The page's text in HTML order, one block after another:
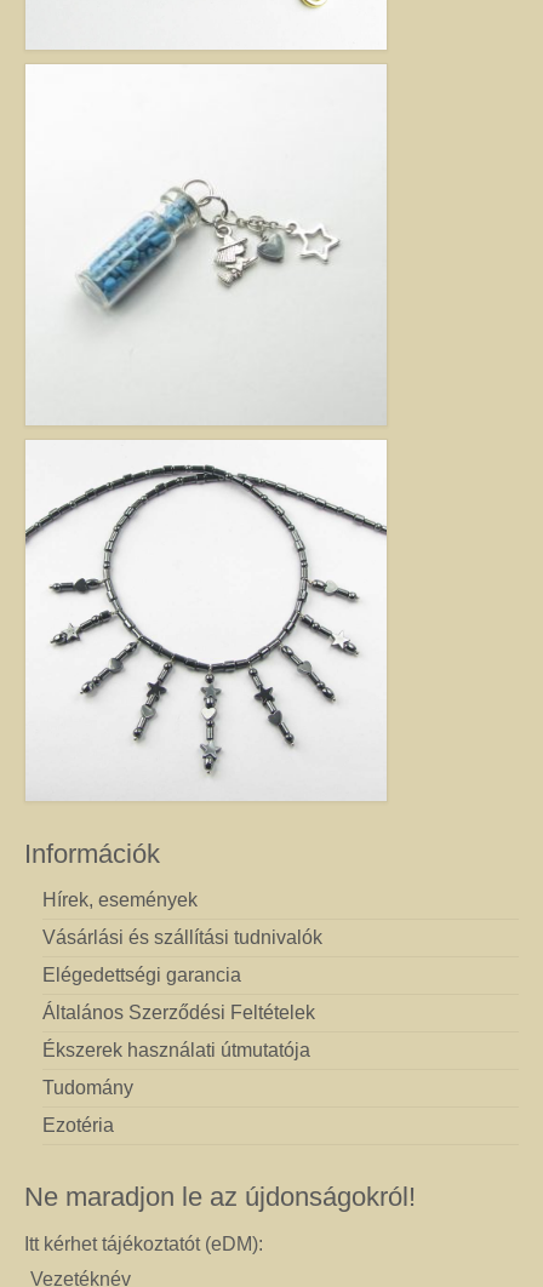
Információk
Hírek, események
Vásárlási és szállítási tudnivalók
Elégedettségi garancia
Általános Szerződési Feltételek
Ékszerek használati útmutatója
Tudomány
Ezotéria
Ne maradjon le az újdonságokról!
Itt kérhet tájékoztatót (eDM):
Vezetéknév